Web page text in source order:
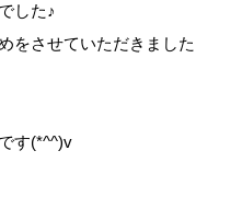
した♪
をさせていただきました
す(*^^)v